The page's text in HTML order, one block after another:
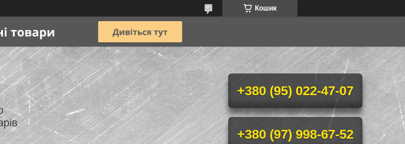
Кошик
+380 (95) 022-47-07
+380 (97) 998-67-52